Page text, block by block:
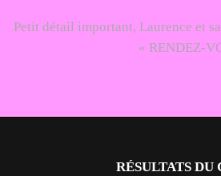
Petit détail important, Laurence et
« RENDEZ-
RÉSULTATS DU